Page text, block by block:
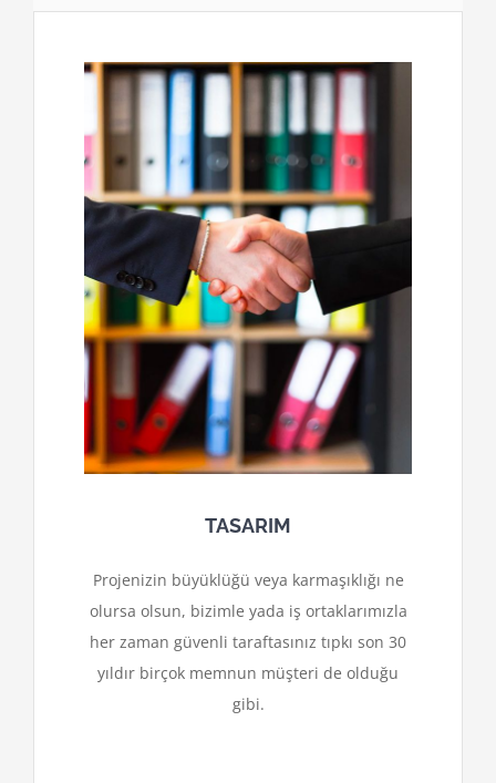
TASARIM
Projenizin büyüklüğü veya karmaşıklığı ne
olursa olsun, bizimle yada iş ortaklarımızla
her zaman güvenli taraftasınız tıpkı son 30
yıldır birçok memnun müşteri de olduğu
gibi.